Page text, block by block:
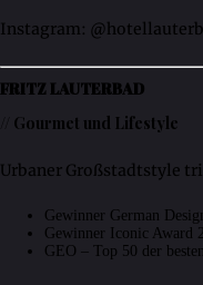
Instagram:
FRITZ LAUTERBAD
// Gourmet und Lifestyle
Urbaner Großstadtstyle
Gewinner German
Gewinner Iconic Award
GEO – Top 50 der